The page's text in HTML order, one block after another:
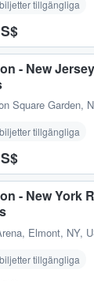
tillgängliga
- New
Square Garden,
tillgängliga
- New York
, Elmont, NY,
tillgängliga